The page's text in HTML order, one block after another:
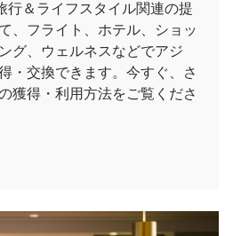
行＆ライフスタイル関連の提
、フライト、ホテル、ショッ
グ、ウェルネスなどでアジ
・交換できます。今すぐ、さ
獲得・利用方法をご覧くださ